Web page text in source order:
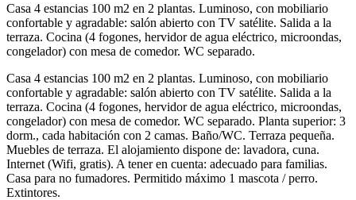
Casa 4 estancias 100 m2 en 2 plantas. Luminoso, con mobiliario
confortable y agradable: salón abierto con TV satélite. Salida a la
terraza. Cocina (4 fogones, hervidor de agua eléctrico, microondas,
congelador) con mesa de comedor. WC separado.
Casa 4 estancias 100 m2 en 2 plantas. Luminoso, con mobiliario
confortable y agradable: salón abierto con TV satélite. Salida a la
terraza. Cocina (4 fogones, hervidor de agua eléctrico, microondas,
congelador) con mesa de comedor. WC separado. Planta superior: 3
dorm., cada habitación con 2 camas. Baño/WC. Terraza pequeña.
Muebles de terraza. El alojamiento dispone de: lavadora, cuna.
Internet (Wifi, gratis). A tener en cuenta: adecuado para familias.
Casa para no fumadores. Permitido máximo 1 mascota / perro.
Extintores.